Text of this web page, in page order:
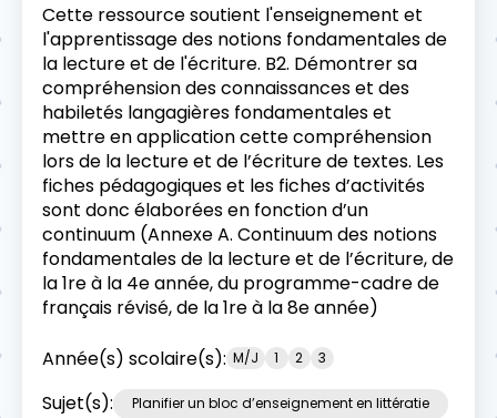
Cette ressource soutient l'enseignement et
l'apprentissage des notions fondamentales de
la lecture et de l'écriture. B2. Démontrer sa
compréhension des connaissances et des
habiletés langagières fondamentales et
mettre en application cette compréhension
lors de la lecture et de l’écriture de textes. Les
fiches pédagogiques et les fiches d’activités
sont donc élaborées en fonction d’un
continuum (Annexe A. Continuum des notions
fondamentales de la lecture et de l’écriture, de
la 1re à la 4e année, du programme-cadre de
français révisé, de la 1re à la 8e année)
Année(s) scolaire(s): M/J 1 2 3
Sujet(s): Planifier un bloc d’enseignement en littératie